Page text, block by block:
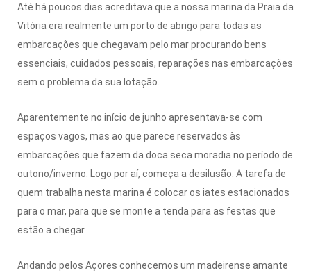
Até há poucos dias acreditava que a nossa marina da Praia da
Vitória era realmente um porto de abrigo para todas as
embarcações que chegavam pelo mar procurando bens
essenciais, cuidados pessoais, reparações nas embarcações
sem o problema da sua lotação.
Aparentemente no início de junho apresentava-se com
espaços vagos, mas ao que parece reservados às
embarcações que fazem da doca seca moradia no período de
outono/inverno. Logo por aí, começa a desilusão. A tarefa de
quem trabalha nesta marina é colocar os iates estacionados
para o mar, para que se monte a tenda para as festas que
estão a chegar.
Andando pelos Açores conhecemos um madeirense amante